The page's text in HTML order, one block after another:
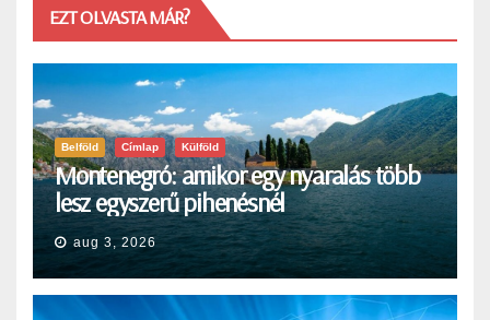
EZT OLVASTA MÁR?
Belföld Címlap Külföld
Montenegró: amikor egy nyaralás több
lesz egyszerű pihenésnél
aug 3, 2026